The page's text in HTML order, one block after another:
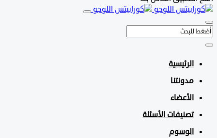
الرئيسية
مدونتنا
الأعضاء
تصنيفات الأسئلة
الوسوم